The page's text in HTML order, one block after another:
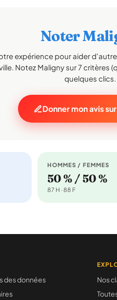
Noter
expérience pour aider
Notez Maligny sur 7 critères
quelques clics.
Donner mon avis
HOMMES / FEMMES
50 % / 50 %
87 H · 88 F
des données
Nos